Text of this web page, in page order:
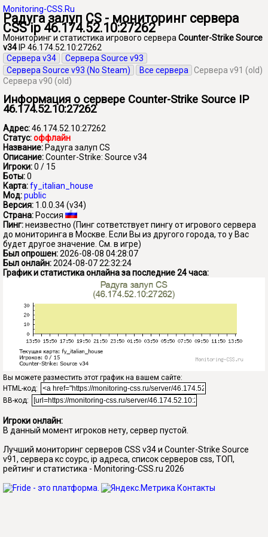
Monitoring-CSS.Ru
Радуга залуп CS - мониторинг сервера
CSS ip 46.174.52.10:27262
Мониторинг и статистика игрового сервера Counter-Strike Source
v34 IP 46.174.52.10:27262
Сервера v34
Сервера Source v93
Сервера Source v93 (No Steam)
Все сервера
Сервера v91 (old)
Сервера v90 (old)
Информация о сервере Counter-Strike Source IP
46.174.52.10:27262
Адрес:46.174.52.10:27262
Статус:оффлайн
Название: Радуга залуп CS
Описание:Counter-Strike: Source v34
Игроки:0 / 15
Боты:0
Карта:fy_italian_house
Мод:public
Версия: 1.0.0.34 (v34)
Страна: Россия
Пинг:неизвестно (Пинг сответствует пингу от игрового сервера
до мониторинга в Москве. Если Вы из другого города, то у Вас
будет другое значение. См. в игре)
Был опрошен:2026-08-08 04:28:07
Был онлайн:2024-08-07 22:32:24
График и статистика онлайна за последние 24 часа:
Вы можете разместить этот график на вашем сайте:
HTML-код:
BB-код:
Игроки онлайн:
В данный момент игроков нету, сервер пустой.
Лучший мониторинг серверов CSS v34 и Counter-Strike Source
v91, сервера кс соурс, ip адреса, список серверов css, ТОП,
рейтинг и статистика - Monitoring-CSS.ru 2026
Контакты